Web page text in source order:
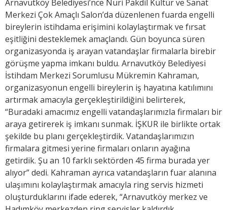
Arnavutköy Belediyesi’nce Nuri Pakdil Kültür ve Sanat
Merkezi Çok Amaçlı Salon’da düzenlenen fuarda engelli
bireylerin istihdama erişimini kolaylaştırmak ve fırsat
eşitliğini desteklemek amaçlandı. Gün boyunca süren
organizasyonda iş arayan vatandaşlar firmalarla birebir
görüşme yapma imkanı buldu. Arnavutköy Belediyesi
İstihdam Merkezi Sorumlusu Mükremin Kahraman,
organizasyonun engelli bireylerin iş hayatına katılımını
artırmak amacıyla gerçekleştirildiğini belirterek,
“Buradaki amacımız engelli vatandaşlarımızla firmaları bir
araya getirerek iş imkanı sunmak. İŞKUR ile birlikte ortak
şekilde bu planı gerçekleştirdik. Vatandaşlarımızın
firmalara gitmesi yerine firmaları onların ayağına
getirdik. Şu an 10 farklı sektörden 45 firma burada yer
alıyor” dedi. Kahraman ayrıca vatandaşların fuar alanına
ulaşımını kolaylaştırmak amacıyla ring servis hizmeti
oluşturduklarını ifade ederek, “Arnavutköy merkez ve